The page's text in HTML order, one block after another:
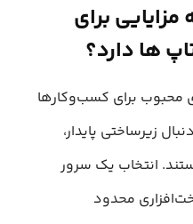
برای
ها دارد؟
محبوب برای کسب‌وکارها
زیرساختی پایدار،
انتخاب یک سرور
محدود